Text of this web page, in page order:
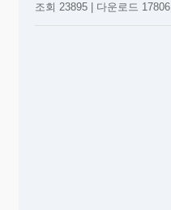
조회 23895 | 다운로드 17806